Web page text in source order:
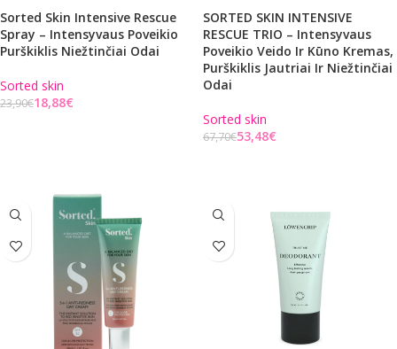
Sorted Skin Intensive Rescue
Spray – Intensyvaus Poveikio
Purškiklis Niežtinčiai Odai
Sorted skin
23,90€18,88€
SORTED SKIN INTENSIVE
RESCUE TRIO – Intensyvaus
Poveikio Veido Ir Kūno Kremas,
Purškiklis Jautriai Ir Niežtinčiai
Odai
Sorted skin
67,70€53,48€